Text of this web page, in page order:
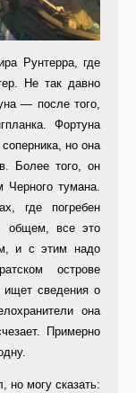
Рунтерра, где
Не так давно
— после того,
Фортуна
но она
Более того, он
тумана.
где погребен
общем, все это
и с этим надо
острове
ищет сведения о
она
Примерно
но могу сказать: